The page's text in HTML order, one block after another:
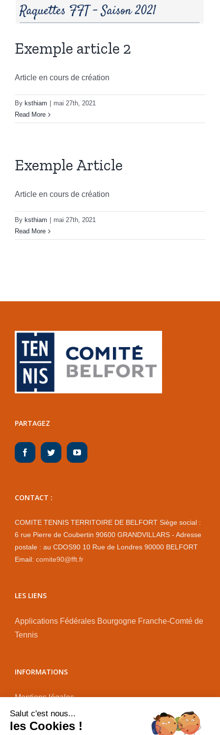
Exemple article 2
Article en cours de création
By ksthiam
mai 27th, 2021
Read More
Exemple Article
Article en cours de création
By ksthiam
mai 27th, 2021
Read More
PARTAGEZ
CONTACT :
COMITE TENNIS TERRITOIRE DE BELFORT Siège social :
6 rue Pierre de Coubertin 90600 GRANDVILLARS - Adresse
postale : au CDOS90 10 Rue de Londres 90000 BELFORT
Email: comite90@fft.fr
LES LIENS
Applications Fédérales Bourgogne Franche-Comté de
Tennis
INFORMATIONS
Mentions légales
Plan du site
Administration
Salut c'est nous...
les Cookies !